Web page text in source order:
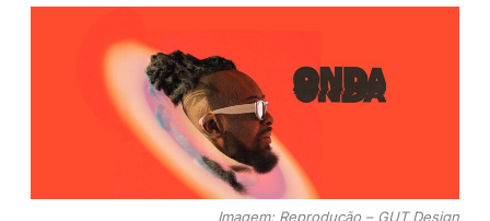
Imagem: Reprodução – GUT Design